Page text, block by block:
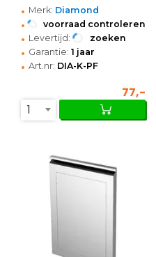
• Merk: Diamond
• voorraad controleren
• Levertijd: zoeken
• Garantie: 1 jaar
• Art.nr: DIA-K-PF
77,-
1